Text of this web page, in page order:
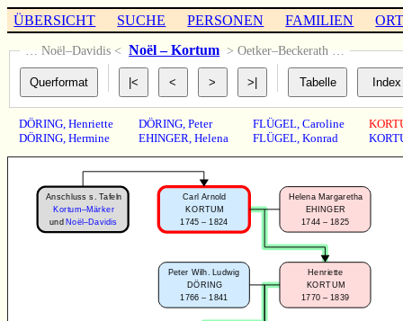
ÜBERSICHT SUCHE PERSONEN FAMILIEN
… Noël–Davidis < Noël – Kortum > Oetker–Beckerath …
DÖRING,Henriette
DÖRING,Hermine
DÖRING, Peter
EHINGER, Helena
FLÜGEL, Caroline
FLÜGEL, Konrad
Carl Arnold
KORTUM
1745 – 1824
Helena Margaretha
EHINGER
1744 – 1825
Peter Wilh. Ludwig
DÖRING
1766 – 1841
Henriette
KORTUM
1770 – 1839
Anschluss s. Tafeln
Kortum–Märker
und Noël–Davidis